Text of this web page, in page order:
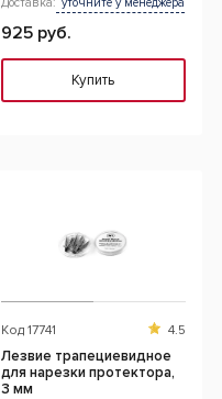
925 руб.
Купить
Код 17741 4.5
Лезвие трапециевидное
для нарезки протектора,
3 мм